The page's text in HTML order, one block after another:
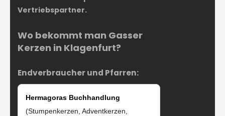
Vertriebspartner.
Wo bekommt man Gasser
Kerzen in Klagenfurt?
Endverbraucher und Pfarren:
Hermagoras Buchhandlung
(Stumpenkerzen, Adventkerzen,